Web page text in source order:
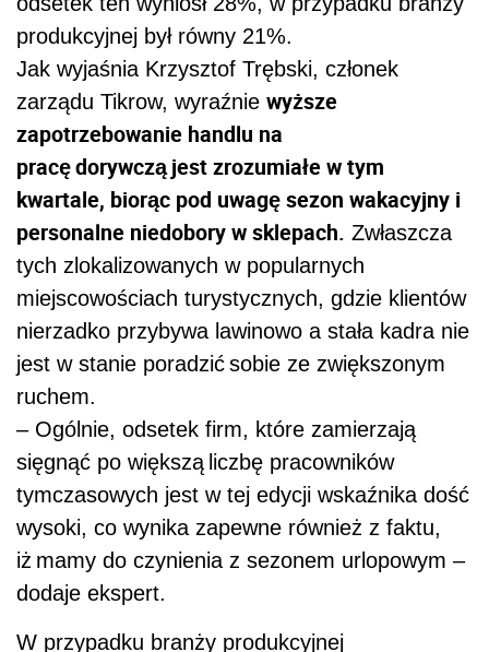
produkcyjnej był równy 21%.
Jak wyjaśnia Krzysztof Trębski, członek
zarządu Tikrow, wyraźnie wyższe
zapotrzebowanie handlu na
pracę dorywczą jest zrozumiałe w tym
kwartale, biorąc pod uwagę sezon wakacyjny i
personalne niedobory w sklepach. Zwłaszcza
tych zlokalizowanych w popularnych
miejscowościach turystycznych, gdzie klientów
nierzadko przybywa lawinowo a stała kadra nie
jest w stanie poradzić sobie ze zwiększonym
ruchem.
– Ogólnie, odsetek firm, które zamierzają
sięgnąć po większą liczbę pracowników
tymczasowych jest w tej edycji wskaźnika dość
wysoki, co wynika zapewne również z faktu,
iż mamy do czynienia z sezonem urlopowym –
dodaje ekspert.
W przypadku branży produkcyjnej